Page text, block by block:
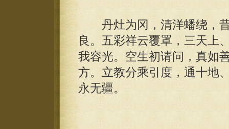
丹灶为冈，清洋蟠绕，昔
良。五彩祥云覆罩，三天上
我容光。空生初请问，真如
方。立教分乘引度，通十地
永无疆。